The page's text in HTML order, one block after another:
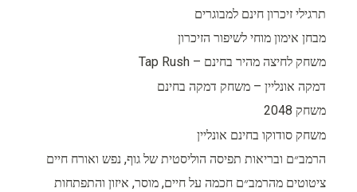
תרגילי זיכרון חינם למבוגרים
מבחן אימון מוחי לשיפור הזיכרון
משחק לחיצה מהיר בחינם – Tap Rush
דמקה אונליין – משחק דמקה בחינם
משחק 2048
משחק סודוקו בחינם אונליין
הרמב״ם ובריאות תפיסה הוליסטית של גוף, נפש ואורח חיים
ציטוטים מהרמב״ם חכמה על חיים, מוסר, איזון והתפתחות